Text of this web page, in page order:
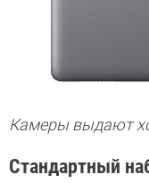
Камеры выдают
Стандартный